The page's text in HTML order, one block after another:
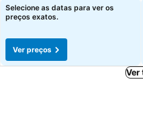
Selecione as datas para ver os
preços exatos.
Ver preços
Ver